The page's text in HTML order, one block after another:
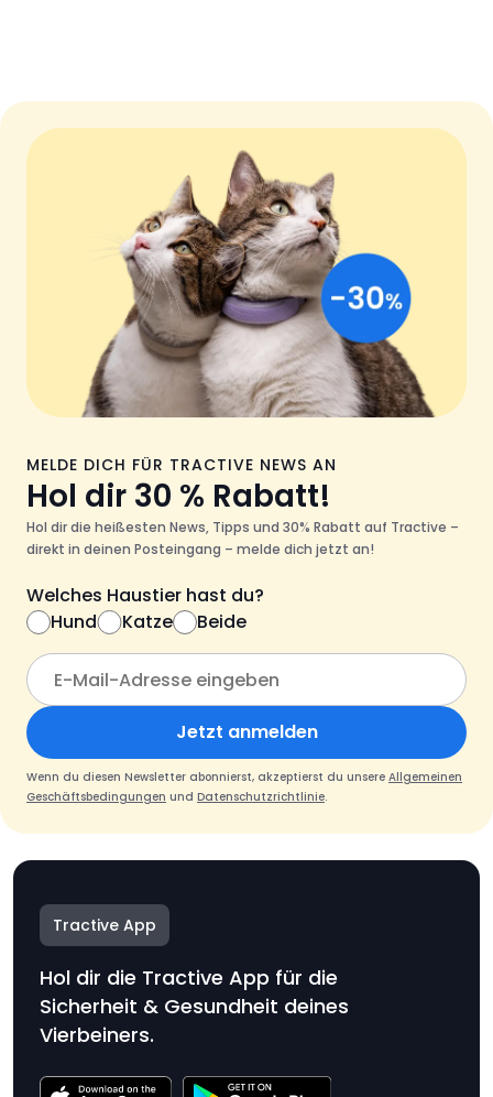
MELDE DICH FÜR TRACTIVE NEWS AN
Hol dir 30 % Rabatt!
Hol dir die heißesten News, Tipps und 30% Rabatt auf Tractive –
direkt in deinen Posteingang – melde dich jetzt an!
Welches Haustier hast du?
Hund
Katze Beide
Jetzt anmelden
Wenn du diesen Newsletter abonnierst, akzeptierst du unsere Allgemeinen
Geschäftsbedingungen und Datenschutzrichtlinie.
Tractive App
Hol dir die Tractive App für die
Sicherheit & Gesundheit deines
Vierbeiners.